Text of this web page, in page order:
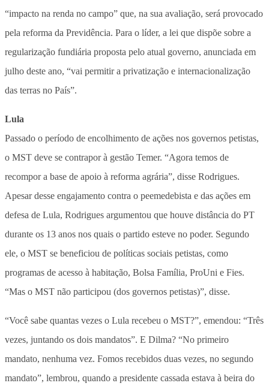
“impacto na renda no campo” que, na sua avaliação, será provocado
pela reforma da Previdência. Para o líder, a lei que dispõe sobre a
regularização fundiária proposta pelo atual governo, anunciada em
julho deste ano, “vai permitir a privatização e internacionalização
das terras no País”.
Lula
Passado o período de encolhimento de ações nos governos petistas,
o MST deve se contrapor à gestão Temer. “Agora temos de
recompor a base de apoio à reforma agrária”, disse Rodrigues.
Apesar desse engajamento contra o peemedebista e das ações em
defesa de Lula, Rodrigues argumentou que houve distância do PT
durante os 13 anos nos quais o partido esteve no poder. Segundo
ele, o MST se beneficiou de políticas sociais petistas, como
programas de acesso à habitação, Bolsa Família, ProUni e Fies.
“Mas o MST não participou (dos governos petistas)”, disse.
“Você sabe quantas vezes o Lula recebeu o MST?”, emendou: “Três
vezes, juntando os dois mandatos”. E Dilma? “No primeiro
mandato, nenhuma vez. Fomos recebidos duas vezes, no segundo
mandato”, lembrou, quando a presidente cassada estava à beira do